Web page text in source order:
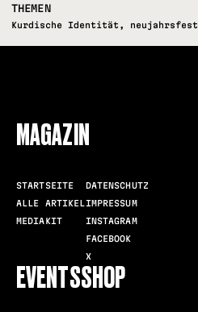
THEMEN
Kurdische Identität , neujahrsfest
MAGAZIN
STARTSEITE
ALLE ARTIKEL
MEDIAKIT
DATENSCHUTZ
IMPRESSUM
INSTAGRAM
FACEBOOK
X
EVENTSSHOP